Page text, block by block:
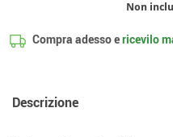
Non
Compra adesso ericevilo
Descrizione